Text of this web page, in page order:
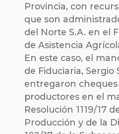
Provincia, con
que son
del Norte S.A. en el
de Asistencia
En este caso, el
de Fiduciaria, Sergio
entregaron cheques
productores en el
Resolución 1119/17
Producción y de la